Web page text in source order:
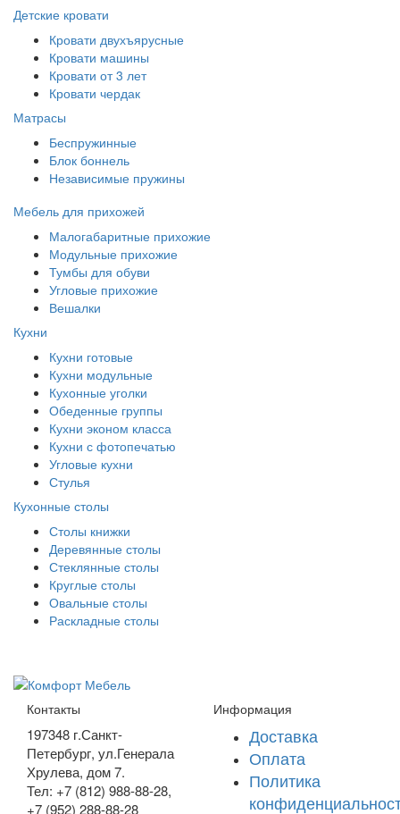
Детские кровати
Кровати двухъярусные
Кровати машины
Кровати от 3 лет
Кровати чердак
Матрасы
Беспружинные
Блок боннель
Независимые пружины
Мебель для прихожей
Малогабаритные прихожие
Модульные прихожие
Тумбы для обуви
Угловые прихожие
Вешалки
Кухни
Кухни готовые
Кухни модульные
Кухонные уголки
Обеденные группы
Кухни эконом класса
Кухни с фотопечатью
Угловые кухни
Стулья
Кухонные столы
Столы книжки
Деревянные столы
Стеклянные столы
Круглые столы
Овальные столы
Раскладные столы
Контакты
197348 г.Санкт-
Петербург, ул.Генерала
Хрулева, дом 7.
Тел: +7 (812) 988-88-28,
+7 (952) 288-88-28
Информация
Доставка
Оплата
Политика